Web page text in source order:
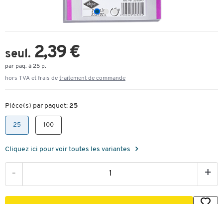
seul. 2,39 €
par paq. à 25 p.
hors TVA et frais de traitement de commande
Pièce(s) par paquet: 25
25 100
Cliquez ici pour voir toutes les variantes
- +